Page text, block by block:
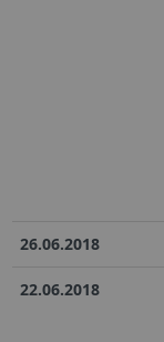
26.06.2018
22.06.2018